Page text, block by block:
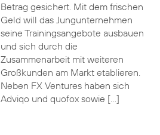
Betrag gesichert. Mit dem frischen
Geld will das Jungunternehmen
seine Trainingsangebote ausbauen
und sich durch die
Zusammenarbeit mit weiteren
Großkunden am Markt etablieren.
Neben FX Ventures haben sich
Adviqo und quofox sowie […]